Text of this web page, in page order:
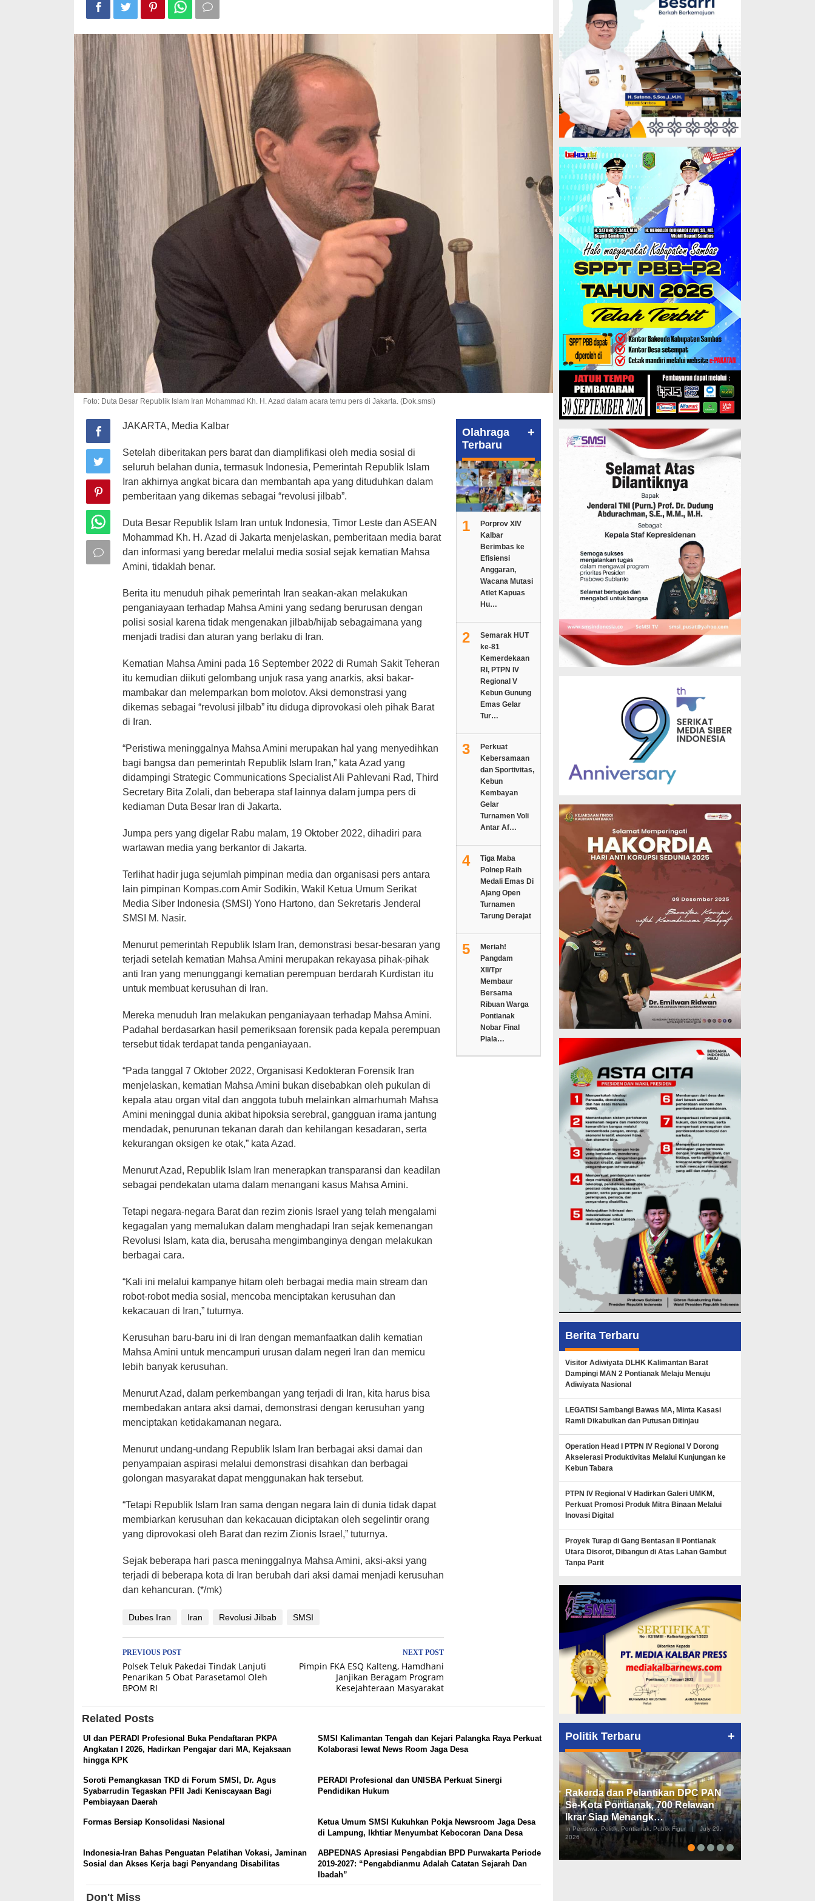
Foto: Duta Besar Republik Islam Iran Mohammad Kh. H. Azad dalam acara temu pers di Jakarta. (Dok.smsi)
JAKARTA, Media Kalbar
Setelah diberitakan pers barat dan diamplifikasi oleh media sosial di
seluruh belahan dunia, termasuk Indonesia, Pemerintah Republik Islam
Iran akhirnya angkat bicara dan membantah apa yang dituduhkan dalam
pemberitaan yang dikemas sebagai “revolusi jilbab”.
Duta Besar Republik Islam Iran untuk Indonesia, Timor Leste dan ASEAN
Mohammad Kh. H. Azad di Jakarta menjelaskan, pemberitaan media barat
dan informasi yang beredar melalui media sosial sejak kematian Mahsa
Amini, tidaklah benar.
Berita itu menuduh pihak pemerintah Iran seakan-akan melakukan
penganiayaan terhadap Mahsa Amini yang sedang berurusan dengan
polisi sosial karena tidak mengenakan jilbab/hijab sebagaimana yang
menjadi tradisi dan aturan yang berlaku di Iran.
Kematian Mahsa Amini pada 16 September 2022 di Rumah Sakit Teheran
itu kemudian diikuti gelombang unjuk rasa yang anarkis, aksi bakar-
mambakar dan melemparkan bom molotov. Aksi demonstrasi yang
dikemas sebagai “revolusi jilbab” itu diduga diprovokasi oleh pihak Barat
di Iran.
“Peristiwa meninggalnya Mahsa Amini merupakan hal yang menyedihkan
bagi bangsa dan pemerintah Republik Islam Iran,” kata Azad yang
didampingi Strategic Communications Specialist Ali Pahlevani Rad, Third
Secretary Bita Zolali, dan beberapa staf lainnya dalam jumpa pers di
kediaman Duta Besar Iran di Jakarta.
Jumpa pers yang digelar Rabu malam, 19 Oktober 2022, dihadiri para
wartawan media yang berkantor di Jakarta.
Terlihat hadir juga sejumlah pimpinan media dan organisasi pers antara
lain pimpinan Kompas.com Amir Sodikin, Wakil Ketua Umum Serikat
Media Siber Indonesia (SMSI) Yono Hartono, dan Sekretaris Jenderal
SMSI M. Nasir.
Menurut pemerintah Republik Islam Iran, demonstrasi besar-besaran yang
terjadi setelah kematian Mahsa Amini merupakan rekayasa pihak-pihak
anti Iran yang menunggangi kematian perempuan berdarah Kurdistan itu
untuk membuat kerusuhan di Iran.
Mereka menuduh Iran melakukan penganiayaan terhadap Mahsa Amini.
Padahal berdasarkan hasil pemeriksaan forensik pada kepala perempuan
tersebut tidak terdapat tanda penganiayaan.
“Pada tanggal 7 Oktober 2022, Organisasi Kedokteran Forensik Iran
menjelaskan, kematian Mahsa Amini bukan disebabkan oleh pukulan di
kepala atau organ vital dan anggota tubuh melainkan almarhumah Mahsa
Amini meninggal dunia akibat hipoksia serebral, gangguan irama jantung
mendadak, penurunan tekanan darah dan kehilangan kesadaran, serta
kekurangan oksigen ke otak,” kata Azad.
Menurut Azad, Republik Islam Iran menerapkan transparansi dan keadilan
sebagai pendekatan utama dalam menangani kasus Mahsa Amini.
Tetapi negara-negara Barat dan rezim zionis Israel yang telah mengalami
kegagalan yang memalukan dalam menghadapi Iran sejak kemenangan
Revolusi Islam, kata dia, berusaha mengimbanginya dengan melakukan
berbagai cara.
“Kali ini melalui kampanye hitam oleh berbagai media main stream dan
robot-robot media sosial, mencoba menciptakan kerusuhan dan
kekacauan di Iran,” tuturnya.
Kerusuhan baru-baru ini di Iran dengan memanfaatkan dalih kematian
Mahsa Amini untuk mencampuri urusan dalam negeri Iran dan memicu
lebih banyak kerusuhan.
Menurut Azad, dalam perkembangan yang terjadi di Iran, kita harus bisa
membedakan antara aksi damai, demonstrasi dengan kerusuhan yang
menciptakan ketidakamanan negara.
Menurut undang-undang Republik Islam Iran berbagai aksi damai dan
penyampaian aspirasi melalui demonstrasi disahkan dan berbagai
golongan masyarakat dapat menggunakan hak tersebut.
“Tetapi Republik Islam Iran sama dengan negara lain di dunia tidak dapat
membiarkan kerusuhan dan kekacauan diciptakan oleh segelintir orang
yang diprovokasi oleh Barat dan rezim Zionis Israel,” tuturnya.
Sejak beberapa hari pasca meninggalnya Mahsa Amini, aksi-aksi yang
terjadi di beberapa kota di Iran berubah dari aksi damai menjadi kerusuhan
dan kehancuran. (*/mk)
Dubes Iran Iran Revolusi Jilbab SMSI
Post
navigation
PREVIOUS POST
Polsek Teluk Pakedai Tindak Lanjuti
Penarikan 5 Obat Parasetamol Oleh
BPOM RI
NEXT POST
Pimpin FKA ESQ Kalteng, Hamdhani
Janjikan Beragam Program
Kesejahteraan Masyarakat
Olahraga
Terbaru
+
1
Porprov XIV
Kalbar
Berimbas ke
Efisiensi
Anggaran,
Wacana Mutasi
Atlet Kapuas
Hu…
2
Semarak HUT
ke-81
Kemerdekaan
RI, PTPN IV
Regional V
Kebun Gunung
Emas Gelar
Tur…
3
Perkuat
Kebersamaan
dan Sportivitas,
Kebun
Kembayan
Gelar
Turnamen Voli
Antar Af…
4
Tiga Maba
Polnep Raih
Medali Emas Di
Ajang Open
Turnamen
Tarung Derajat
5
Meriah!
Pangdam
XII/Tpr
Membaur
Bersama
Ribuan Warga
Pontianak
Nobar Final
Piala…
Related Posts
UI dan PERADI Profesional Buka Pendaftaran PKPA
Angkatan I 2026, Hadirkan Pengajar dari MA, Kejaksaan
hingga KPK
SMSI Kalimantan Tengah dan Kejari Palangka Raya Perkuat
Kolaborasi lewat News Room Jaga Desa
Soroti Pemangkasan TKD di Forum SMSI, Dr. Agus
Syabarrudin Tegaskan PFII Jadi Keniscayaan Bagi
Pembiayaan Daerah
PERADI Profesional dan UNISBA Perkuat Sinergi
Pendidikan Hukum
Formas Bersiap Konsolidasi Nasional
Ketua Umum SMSI Kukuhkan Pokja Newsroom Jaga Desa
di Lampung, Ikhtiar Menyumbat Kebocoran Dana Desa
Indonesia-Iran Bahas Penguatan Pelatihan Vokasi, Jaminan
Sosial dan Akses Kerja bagi Penyandang Disabilitas
ABPEDNAS Apresiasi Pengabdian BPD Purwakarta Periode
2019-2027: “Pengabdianmu Adalah Catatan Sejarah Dan
Ibadah”
Don't Miss
Berita Terbaru
Visitor Adiwiyata DLHK Kalimantan Barat
Dampingi MAN 2 Pontianak Melaju Menuju
Adiwiyata Nasional
LEGATISI Sambangi Bawas MA, Minta Kasasi
Ramli Dikabulkan dan Putusan Ditinjau
Operation Head I PTPN IV Regional V Dorong
Akselerasi Produktivitas Melalui Kunjungan ke
Kebun Tabara
PTPN IV Regional V Hadirkan Galeri UMKM,
Perkuat Promosi Produk Mitra Binaan Melalui
Inovasi Digital
Proyek Turap di Gang Bentasan II Pontianak
Utara Disorot, Dibangun di Atas Lahan Gambut
Tanpa Parit
Politik Terbaru +
Rakerda dan Pelantikan DPC PAN
Se-Kota Pontianak, 700 Relawan
Ikrar Siap Menangk…
In Peristiwa, Politik, Pontianak, Publik Figur |
July 29,
2026